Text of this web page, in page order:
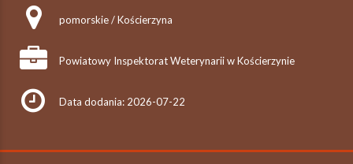
pomorskie / Kościerzyna
Powiatowy Inspektorat Weterynarii w Kościerzynie
Data dodania: 2026-07-22